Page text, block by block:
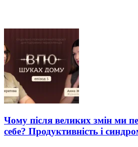
Чому після великих змін ми
себе? Продуктивність і